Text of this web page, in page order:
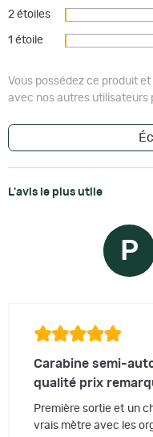
2 étoiles
1 étoile
Vous possédez ce produit
avec nos autres utilisateurs
L'avis le plus utile
P
Carabine semi-
qualité prix
Première sortie et un
vrais mètre avec les